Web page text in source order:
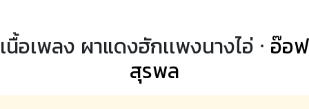
เนื้อเพลง ผาแดงฮักเเพงนางไอ่ · อ๊อฟ
สุรพล